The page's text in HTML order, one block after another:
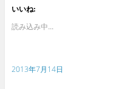
いいね:
読み込み中...
2013年7月14日